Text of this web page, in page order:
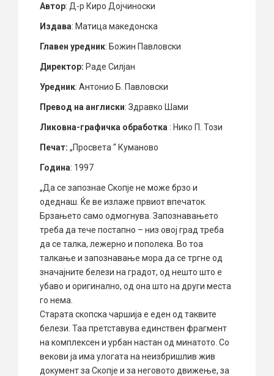
Автор: Д-р Киро Дојчиноски
Издава: Матица македонска
Главен уредник: Божин Павловски
Директор: Раде Силјан
Уредник: Антонио Б. Павловски
Превод на англиски: Здравко Шами
Ликовна-графичка обработка : Нико П. Този
Печат: „Просвета “ Куманово
Година: 1997
„Да се запознае Скопје не може брзо и
одеднаш. Ќе ве излаже првиот впечаток.
Брзањето само одмогнува. Запознавањето
треба да тече постапно – низ овој град треба
да се талка, лежерно и пополека. Во тоа
талкање и запознавање мора да се тргне од
значајните белези на градот, од нешто што е
убаво и оригинално, од она што на други места
го нема.
Старата скопска чаршија е еден од таквите
белези. Таа претставува единствен фрагмент
на комплексен и урбан настан од минатото. Со
векови ја има улогата на неизбришлив жив
документ за Скопје и за неговото движење, за